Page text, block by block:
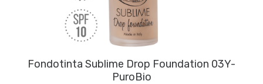
Fondotinta Sublime Drop Foundation 03Y-
PuroBio